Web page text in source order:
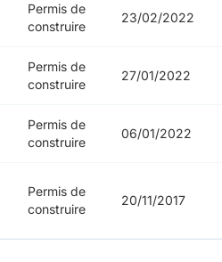
Permis de
construire
23/02/2022
Permis de
construire
27/01/2022
Permis de
construire
06/01/2022
Permis de
construire
20/11/2017